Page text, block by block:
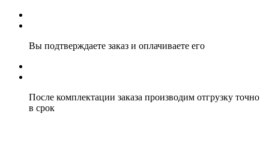
Вы подтверждаете заказ и оплачиваете его
После комплектации заказа производим отгрузку точно
в срок